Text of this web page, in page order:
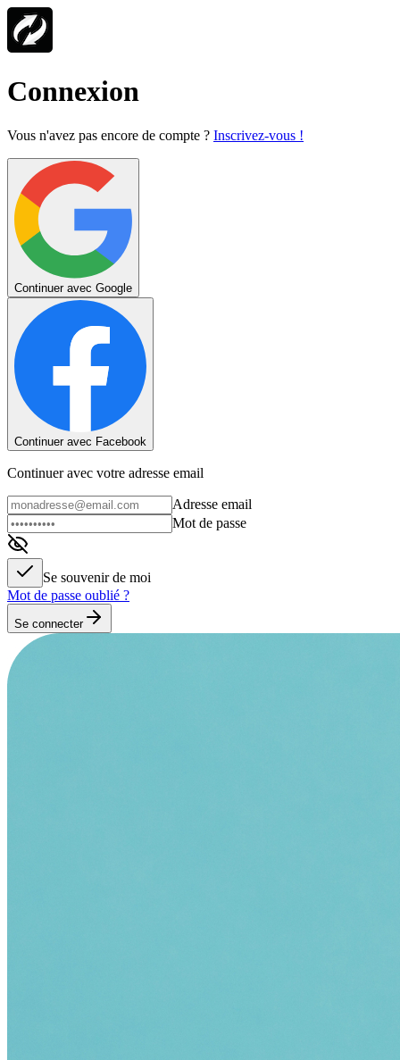
Connexion
Vous n'avez pas encore de compte ? Inscrivez-vous !
Continuer avec Google
Continuer avec Facebook
Continuer avec votre adresse email
Adresse email
Mot de passe
Se souvenir de moi
Mot de passe oublié ?
Se connecter